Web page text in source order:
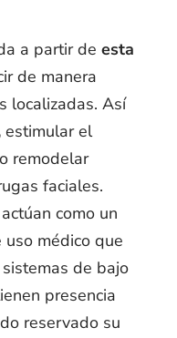
a partir de esta
de manera
localizadas. Así
estimular el
remodelar
faciales.
como un
médico que
de bajo
presencia
reservado su